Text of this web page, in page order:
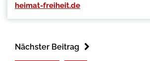
heimat-freiheit.de
Nächster Beitrag